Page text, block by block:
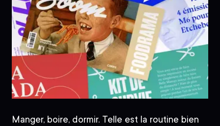
Manger, boire, dormir. Telle est la routine bien